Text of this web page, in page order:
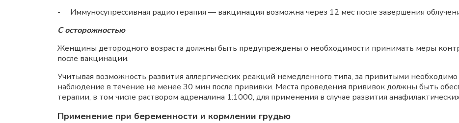
- Иммуносупрессивная радиотерапия — вакцинация возможна через 12 мес после завершения
С осторожностью
Женщины детородного возраста должны быть предупреждены о необходимости принимать меры
после вакцинации.
Учитывая возможность развития аллергических реакций немедленного типа, за привитыми
наблюдение в течение не менее 30 мин после прививки. Места проведения прививок должны быть
терапии, в том числе раствором адреналина 1:1000, для применения в случае развития
Применение при беременности и кормлении грудью